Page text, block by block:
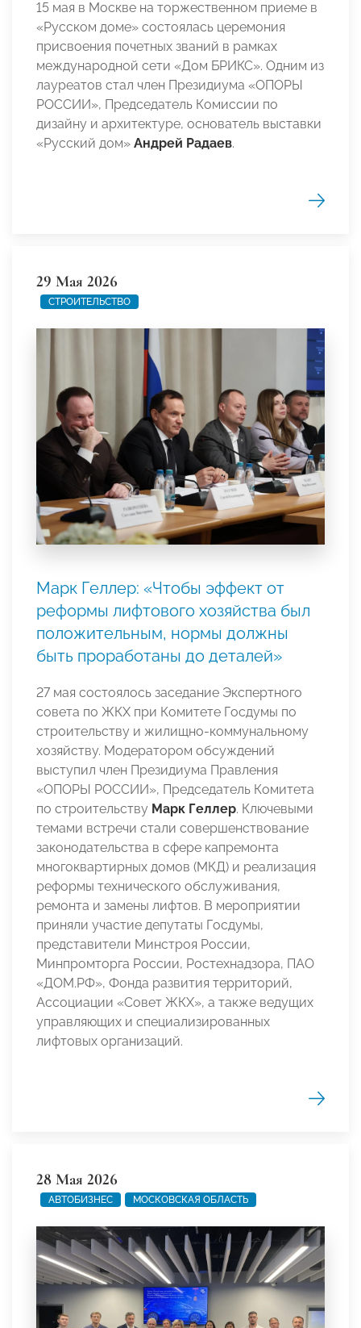
15 мая в Москве на торжественном приеме в
«Русском доме» состоялась церемония
присвоения почетных званий в рамках
международной сети «Дом БРИКС». Одним из
лауреатов стал член Президиума «ОПОРЫ
РОССИИ», Председатель Комиссии по
дизайну и архитектуре, основатель выставки
«Русский дом» Андрей Радаев.
29 Мая 2026
СТРОИТЕЛЬСТВО
Марк Геллер: «Чтобы эффект от
реформы лифтового хозяйства был
положительным, нормы должны
быть проработаны до деталей»
27 мая состоялось заседание Экспертного
совета по ЖКХ при Комитете Госдумы по
строительству и жилищно-коммунальному
хозяйству. Модератором обсуждений
выступил член Президиума Правления
«ОПОРЫ РОССИИ», Председатель Комитета
по строительству Марк Геллер. Ключевыми
темами встречи стали совершенствование
законодательства в сфере капремонта
многоквартирных домов (МКД) и реализация
реформы технического обслуживания,
ремонта и замены лифтов. В мероприятии
приняли участие депутаты Госдумы,
представители Минстроя России,
Минпромторга России, Ростехнадзора, ПАО
«ДОМ.РФ», Фонда развития территорий,
Ассоциации «Совет ЖКХ», а также ведущих
управляющих и специализированных
лифтовых организаций.
28 Мая 2026
АВТОБИЗНЕС МОСКОВСКАЯ ОБЛАСТЬ